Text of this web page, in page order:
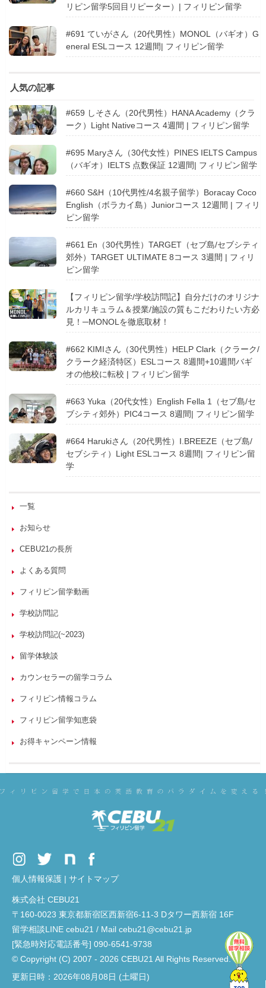
リピン留学5回目リピーター）| フィリピン留学
#691 ていがさん（20代男性）MONOL（バギオ）G
eneral ESLコース 12週間| フィリピン留学
人気の記事
#659 しそさん（20代男性）HANA Academy（クラ
ーク）Light Nativeコース 4週間 | フィリピン留学
#695 Maryさん（30代女性）PINES IELTS Campus
（バギオ）IELTS 点数保証 12週間| フィリピン留学
#660 S&H（10代男性/4名親子留学）Boracay Coco
English（ボラカイ島）Juniorコース 12週間 | フィリ
ピン留学
#661 En（30代男性）TARGET（セブ島/セブシティ
郊外）TARGET ULTIMATE 8コース 3週間 | フィリ
ピン留学
【フィリピン留学/学校訪問記】自分だけのオリジナ
ルカリキュラム＆授業/施設の質もこだわりたい方必
見！─MONOLを徹底取材！
#662 KIMIさん（30代男性）HELP Clark（クラーク/
クラーク経済特区）ESLコース 8週間+10週間バギ
オの他校に転校 | フィリピン留学
#663 Yuka（20代女性）English Fella 1（セブ島/セ
ブシティ郊外）PIC4コース 8週間| フィリピン留学
#664 Harukiさん（20代男性）I.BREEZE（セブ島/
セブシティ）Light ESLコース 8週間| フィリピン留
学
一覧
お知らせ
CEBU21の長所
よくある質問
フィリピン留学動画
学校訪問記
学校訪問記(~2023)
留学体験談
カウンセラーの留学コラム
フィリピン情報コラム
フィリピン留学知恵袋
お得キャンペーン情報
個人情報保護 | サイトマップ
株式会社 CEBU21
〒160-0023 東京都新宿区西新宿6-11-3 Dタワー西新宿 16F
留学相談LINE cebu21 / Mail cebu21@cebu21.jp
[緊急時対応電話番号] 090-6541-9738
© Copyright (C) 2007 - 2026 CEBU21 All Rights Reserved.
更新日時：2026年08月08日 (土曜日)